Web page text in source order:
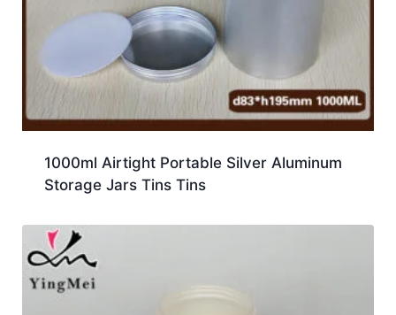
1000ml Airtight Portable Silver Aluminum
Storage Jars Tins Tins